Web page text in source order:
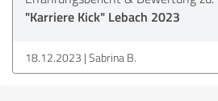
"Karriere Kick" Lebach 2023
18.12.2023 Sabrina B.